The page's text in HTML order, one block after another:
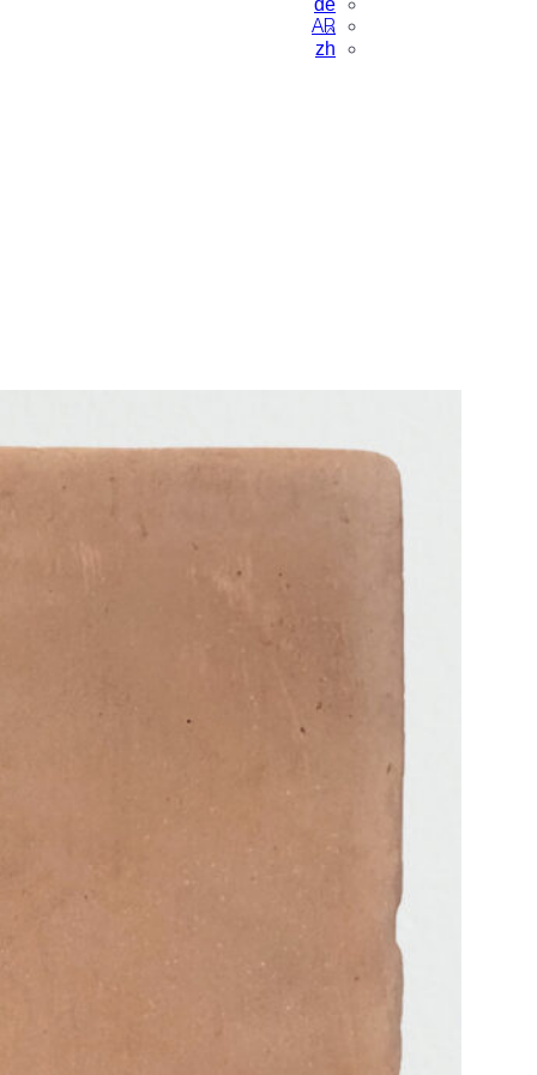
de
AR
zh